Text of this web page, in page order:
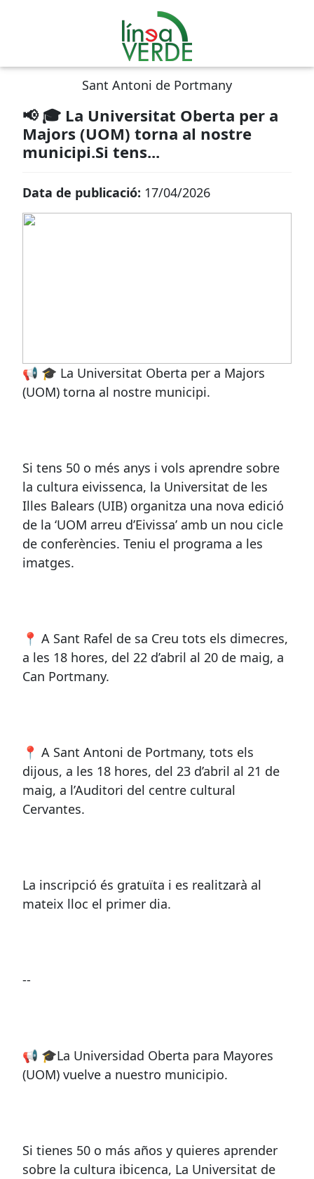
Sant Antoni de Portmany
📢 🎓 La Universitat Oberta per a
Majors (UOM) torna al nostre
municipi.Si tens...
Data de publicació: 17/04/2026
📢 🎓 La Universitat Oberta per a Majors
(UOM) torna al nostre municipi.
Si tens 50 o més anys i vols aprendre sobre
la cultura eivissenca, la Universitat de les
Illes Balears (UIB) organitza una nova edició
de la ‘UOM arreu d’Eivissa’ amb un nou cicle
de conferències. Teniu el programa a les
imatges.
📍 A Sant Rafel de sa Creu tots els dimecres,
a les 18 hores, del 22 d’abril al 20 de maig, a
Can Portmany.
📍 A Sant Antoni de Portmany, tots els
dijous, a les 18 hores, del 23 d’abril al 21 de
maig, a l’Auditori del centre cultural
Cervantes.
La inscripció és gratuïta i es realitzarà al
mateix lloc el primer dia.
--
📢 🎓La Universidad Oberta para Mayores
(UOM) vuelve a nuestro municipio.
Si tienes 50 o más años y quieres aprender
sobre la cultura ibicenca, La Universitat de